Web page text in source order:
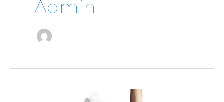
Admin